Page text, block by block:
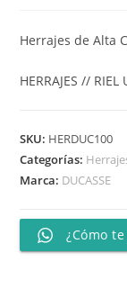
Herrajes de Alta
HERRAJES //
SKU: HERDUC100
Categorías:
Marca: DUCASSE
¿Cómo